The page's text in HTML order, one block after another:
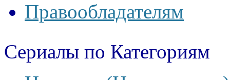
Правообладателям
Сериалы по Категориям